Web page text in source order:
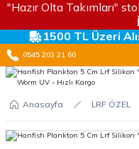
"Hazır Olta Takımları"
1500 TL Üzeri
0545 203 21 60
Anasayfa LRF ÖZEL